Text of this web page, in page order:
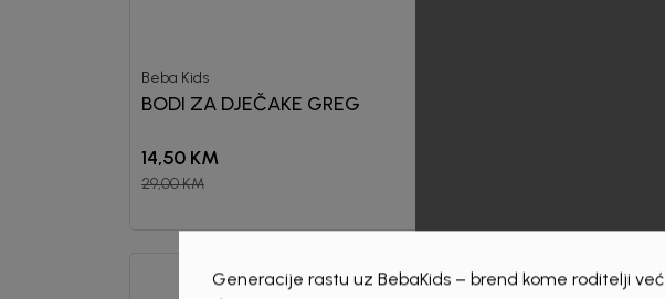
Beba Kids
BODI ZA DJEČAKE GREG
14,50 KM
29,00KM
20%
Generacije rastu uz BebaKids – brend kome roditelji već